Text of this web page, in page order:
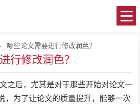
- 哪些论文需要进行修改润色？
行修改润色？
之后，尤其是对于那些开始对论文一
，为了让论文的质量提升，能够一次